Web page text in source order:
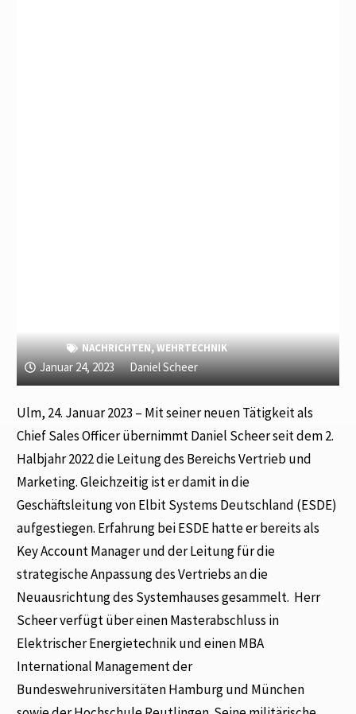
NACHRICHTEN,WEHRTECHNIK
Januar 24, 2023 Daniel Scheer
Ulm, 24. Januar 2023 – Mit seiner neuen Tätigkeit als
Chief Sales Officer übernimmt Daniel Scheer seit dem 2.
Halbjahr 2022 die Leitung des Bereichs Vertrieb und
Marketing. Gleichzeitig ist er damit in die
Geschäftsleitung von Elbit Systems Deutschland (ESDE)
aufgestiegen. Erfahrung bei ESDE hatte er bereits als
Key Account Manager und der Leitung für die
strategische Anpassung des Vertriebs an die
Neuausrichtung des Systemhauses gesammelt. Herr
Scheer verfügt über einen Masterabschluss in
Elektrischer Energietechnik und einen MBA
International Management der
Bundeswehruniversitäten Hamburg und München